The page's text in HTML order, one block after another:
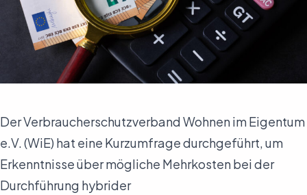
Der Verbraucherschutzverband Wohnen im Eigentum
e.V. (WiE) hat eine Kurzumfrage durchgeführt, um
Erkenntnisse über mögliche Mehrkosten bei der
Durchführung hybrider